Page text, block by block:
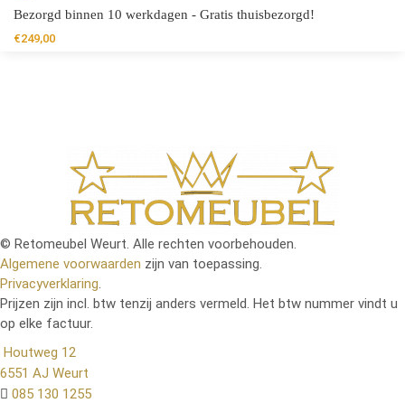
Bezorgd binnen 10 werkdagen - Gratis thuisbezorgd!
€249,00
© Retomeubel Weurt. Alle rechten voorbehouden.
Algemene voorwaarden zijn van toepassing.
Privacyverklaring
Prijzen zijn incl. btw tenzij anders vermeld. Het btw nummer vindt u
op elke factuur.
Houtweg 12
6551 AJ Weurt
085 130 1255